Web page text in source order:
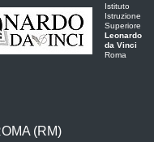
Istituto
Istruzione
Superiore
Leonardo
da Vinci
Roma
(RM)